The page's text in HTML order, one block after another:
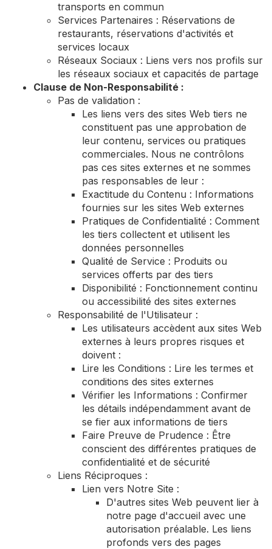
transports en commun
Services Partenaires : Réservations de
restaurants, réservations d'activités et
services locaux
Réseaux Sociaux : Liens vers nos profils sur
les réseaux sociaux et capacités de partage
Clause de Non-Responsabilité :
Pas de validation :
Les liens vers des sites Web tiers ne
constituent pas une approbation de
leur contenu, services ou pratiques
commerciales. Nous ne contrôlons
pas ces sites externes et ne sommes
pas responsables de leur :
Exactitude du Contenu : Informations
fournies sur les sites Web externes
Pratiques de Confidentialité : Comment
les tiers collectent et utilisent les
données personnelles
Qualité de Service : Produits ou
services offerts par des tiers
Disponibilité : Fonctionnement continu
ou accessibilité des sites externes
Responsabilité de l'Utilisateur :
Les utilisateurs accèdent aux sites Web
externes à leurs propres risques et
doivent :
Lire les Conditions : Lire les termes et
conditions des sites externes
Vérifier les Informations : Confirmer
les détails indépendamment avant de
se fier aux informations de tiers
Faire Preuve de Prudence : Être
conscient des différentes pratiques de
confidentialité et de sécurité
Liens Réciproques :
Lien vers Notre Site :
D'autres sites Web peuvent lier à
notre page d'accueil avec une
autorisation préalable. Les liens
profonds vers des pages